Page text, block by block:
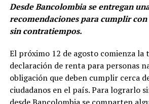
Desde Bancolombia se entregan
recomendaciones para cumplir
sin contratiempos.
El próximo 12 de agosto comienza la
declaración de renta para personas
obligación que deben cumplir cerca
ciudadanos en el país. Para lograrlo